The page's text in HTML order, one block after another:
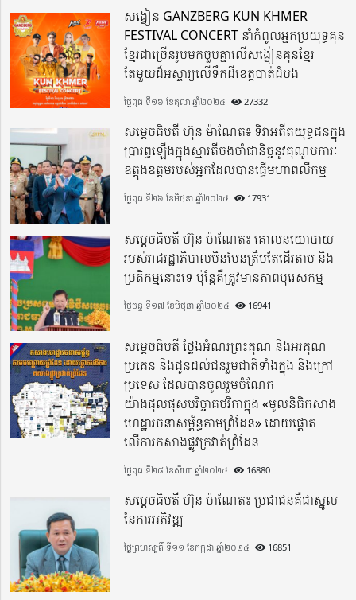
សង្វៀន GANZBERG KUN KHMER
FESTIVAL CONCERT នាំកំពូលអ្នកប្រយុទ្ធគុន
ខ្មែរជាច្រើនរូបមកចួបគ្នាលើសង្វៀនគុនខ្មែរ
តែមួយដ៏អស្ចារ្យលើទឹកដីខេត្តបាត់ដំបង
ថ្ងៃពុធ ទី១៦ ខែតុលា ឆ្នាំ២០២៤ 27332
សម្តេចធិបតី ហ៊ុន ម៉ាណែត៖ ទិវាអតីតយុទ្ធជនក្នុង
ប្រារព្ធឡើងក្នុងស្មារតីចងចាំជានិច្ចនូវគុណូបការៈ
ឧត្តុងឧត្តមរបស់អ្នកដែលបានធ្វើមហាពលីកម្ម
ថ្ងៃពុធ ទី២៦ ខែមិថុនា ឆ្នាំ២០២៤ 17931
សម្តេចធិបតី ហ៊ុន ម៉ាណែត៖ គោលនយោបាយ
របស់រាជរដ្ឋាភិបាលមិនមែនត្រឹមតែដើរតាម និង
ប្រតិកម្មនោះទេ ប៉ុន្តែគឺត្រូវមានភាពបុរេសកម្ម
ថ្ងៃចន្ទ ទី១៧ ខែមិថុនា ឆ្នាំ២០២៤ 16941
សម្តេចធិបតី ថ្លែងអំណរព្រះគុណ និងអរគុណ
ប្រគេន និងជូនដល់ជនរួមជាតិទាំងក្នុង​ និងក្រៅ
ប្រទេស​ ដែលបានចូលរួមចំណែក
យ៉ាងផុលផុសបរិច្ចាគថវិកាក្នុង «មូលនិធិកសាង
ហេដ្ឋារចនាសម្ព័ន្ធតាមព្រំដែន» ដោយផ្ដោត
លើការកសាងផ្លូវក្រវាត់ព្រំដែន
ថ្ងៃពុធ ទី២៨ ខែសីហា ឆ្នាំ២០២៤ 16880
សម្តេចធិបតី ហ៊ុន ម៉ាណែត៖ ប្រជាជនគឺជាស្នូល
នៃការអភិវឌ្ឍ
ថ្ងៃព្រហស្បតិ៍ ទី១១ ខែកក្កដា ឆ្នាំ២០២៤ 16851